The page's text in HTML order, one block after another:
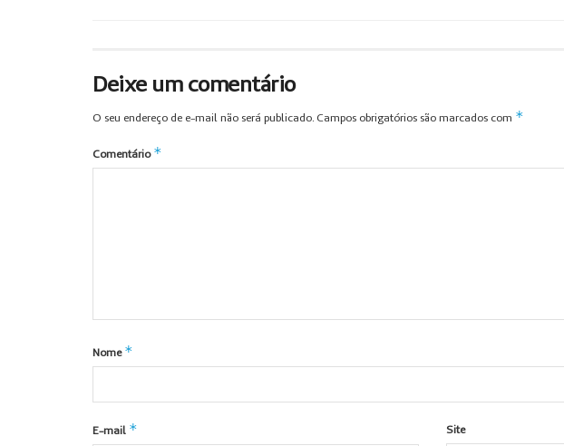
Deixe um comentário
O seu endereço de e-mail não será publicado. Campos obrigatórios são marcados com *
Comentário *
Nome *
E-mail * Site